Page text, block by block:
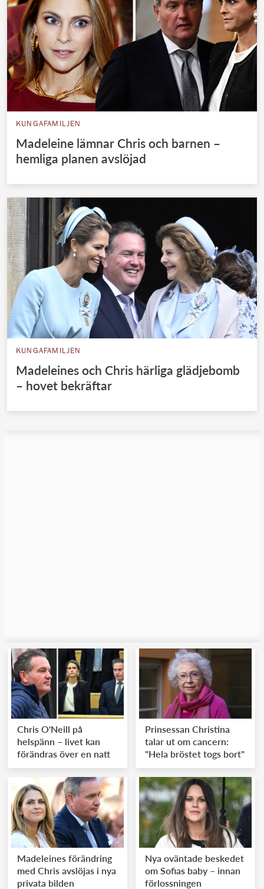
KUNGAFAMILJEN
Madeleine lämnar Chris och barnen –
hemliga planen avslöjad
KUNGAFAMILJEN
Madeleines och Chris härliga glädjebomb
– hovet bekräftar
Chris O'Neill på
helspänn – livet kan
förändras över en natt
Prinsessan Christina
talar ut om cancern:
"Hela bröstet togs bort"
Madeleines förändring
med Chris avslöjas i nya
privata bilden
Nya oväntade beskedet
om Sofias baby – innan
förlossningen